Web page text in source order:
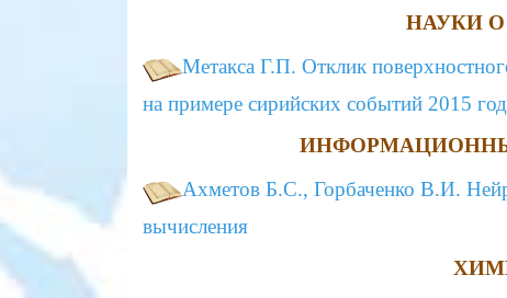
НАУКИ
Метакса Г.П. Отклик
на примере сирийских событий 2015
Ахметов Б.С., Горбаченко В.И.
вычисления